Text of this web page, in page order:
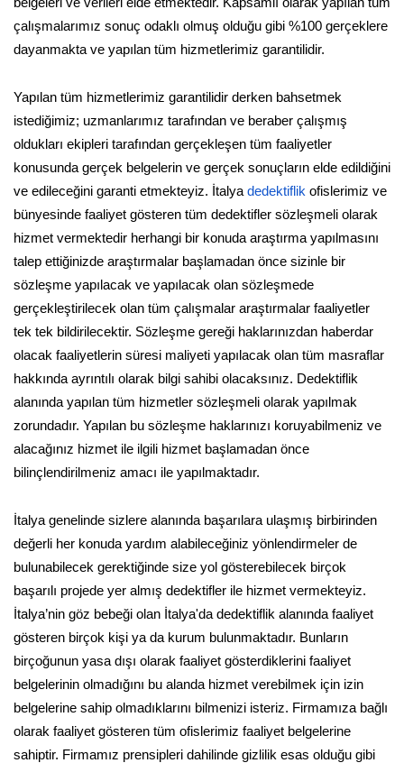
çalışmalarımız sonuç odaklı olmuş olduğu gibi %100 gerçeklere
dayanmakta ve yapılan tüm hizmetlerimiz garantilidir.
Yapılan tüm hizmetlerimiz garantilidir derken bahsetmek
istediğimiz; uzmanlarımız tarafından ve beraber çalışmış
oldukları ekipleri tarafından gerçekleşen tüm faaliyetler
konusunda gerçek belgelerin ve gerçek sonuçların elde edildiğini
ve edileceğini garanti etmekteyiz. İtalya dedektiflik ofislerimiz ve
bünyesinde faaliyet gösteren tüm dedektifler sözleşmeli olarak
hizmet vermektedir herhangi bir konuda araştırma yapılmasını
talep ettiğinizde araştırmalar başlamadan önce sizinle bir
sözleşme yapılacak ve yapılacak olan sözleşmede
gerçekleştirilecek olan tüm çalışmalar araştırmalar faaliyetler
tek tek bildirilecektir. Sözleşme gereği haklarınızdan haberdar
olacak faaliyetlerin süresi maliyeti yapılacak olan tüm masraflar
hakkında ayrıntılı olarak bilgi sahibi olacaksınız. Dedektiflik
alanında yapılan tüm hizmetler sözleşmeli olarak yapılmak
zorundadır. Yapılan bu sözleşme haklarınızı koruyabilmeniz ve
alacağınız hizmet ile ilgili hizmet başlamadan önce
bilinçlendirilmeniz amacı ile yapılmaktadır.
İtalya genelinde sizlere alanında başarılara ulaşmış birbirinden
değerli her konuda yardım alabileceğiniz yönlendirmeler de
bulunabilecek gerektiğinde size yol gösterebilecek birçok
başarılı projede yer almış dedektifler ile hizmet vermekteyiz.
İtalya’nin göz bebeği olan İtalya'da dedektiflik alanında faaliyet
gösteren birçok kişi ya da kurum bulunmaktadır. Bunların
birçoğunun yasa dışı olarak faaliyet gösterdiklerini faaliyet
belgelerinin olmadığını bu alanda hizmet verebilmek için izin
belgelerine sahip olmadıklarını bilmenizi isteriz. Firmamıza bağlı
olarak faaliyet gösteren tüm ofislerimiz faaliyet belgelerine
sahiptir. Firmamız prensipleri dahilinde gizlilik esas olduğu gibi